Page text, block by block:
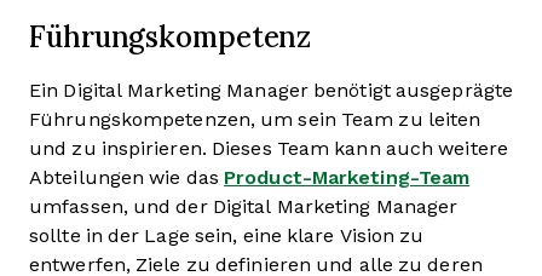
Führungskompetenz
Ein Digital Marketing Manager benötigt ausgeprägte
Führungskompetenzen, um sein Team zu leiten
und zu inspirieren. Dieses Team kann auch weitere
Abteilungen wie das Product-Marketing-Team
umfassen, und der Digital Marketing Manager
sollte in der Lage sein, eine klare Vision zu
entwerfen, Ziele zu definieren und alle zu deren